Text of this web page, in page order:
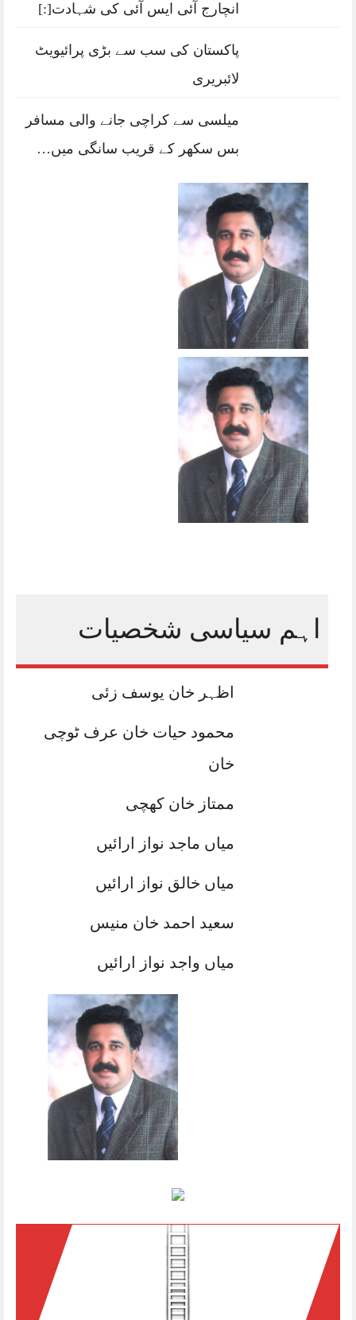
انچارج آئی ایس آئی کی شہادت[:]
پاکستان کی سب سے بڑی پرائیویٹ
لائبریری
میلسی سے کراچی جانے والی مسافر
بس سکھر کے قریب سانگی میں…
اہم سیاسی شخصیات
اظہر خان یوسف زئی
محمود حیات خان عرف ٹوچی
خان
ممتاز خان کھچی
میاں ماجد نواز ارائیں
میاں خالق نواز ارائیں
سعید احمد خان منیس
میاں واجد نواز ارائیں